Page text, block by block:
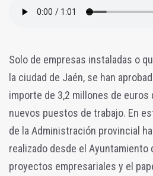
Solo de empresas instaladas o
la ciudad de Jaén, se han
importe de 3,2 millones de
nuevos puestos de trabajo. En
de la Administración provincial
realizado desde el Ayuntamiento
proyectos empresariales y el